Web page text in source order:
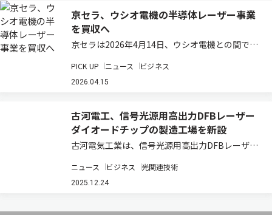
京セラ、ウシオ電機の半導体レーザー事業
を買収へ
京セラは2026年4月14日、ウシオ電機との間で、
譲渡契約を締結したと発表した（ニュースリリー
ス）。本契約に基づき、ウシオ電機が新会社を設
PICK UP ニュース ビジネス
2026.04.15
古河電工、信号光源用高出力DFBレーザー
ダイオードチップの製造工場を新設
古河電気工業は、信号光源用高出力DFBレーザー
ンセミコンダクター岩手事業所内に新工場を設立
するとともに、タイ工場に一部生産ラインを導入
ニュース ビジネス 光関連技術
2025.12.24